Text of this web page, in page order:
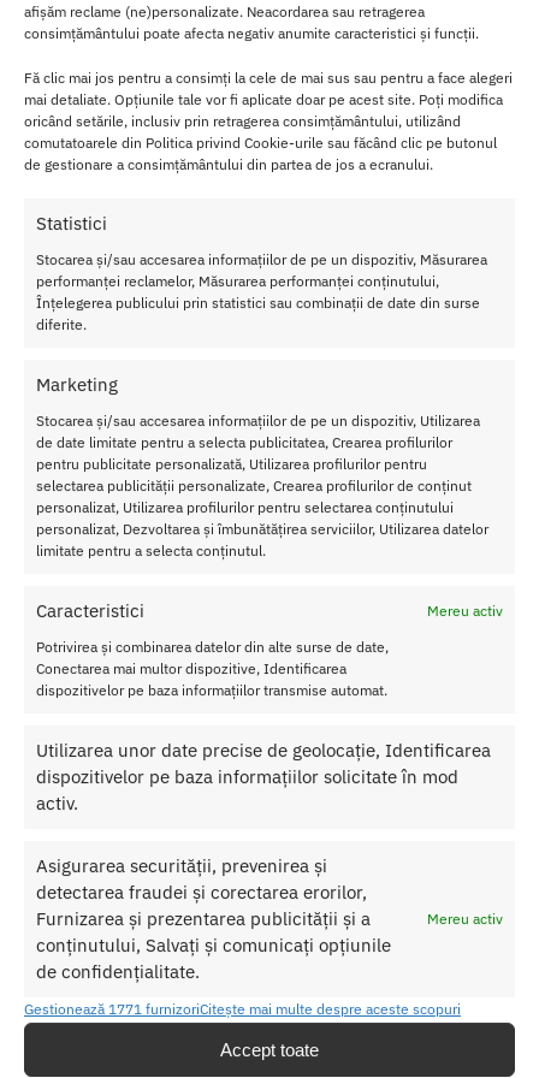
afișăm reclame (ne)personalizate. Neacordarea sau retragerea
consimțământului poate afecta negativ anumite caracteristici și funcții.
Fă clic mai jos pentru a consimți la cele de mai sus sau pentru a face alegeri
mai detaliate. Opțiunile tale vor fi aplicate doar pe acest site. Poți modifica
oricând setările, inclusiv prin retragerea consimțământului, utilizând
comutatoarele din Politica privind Cookie-urile sau făcând clic pe butonul
de gestionare a consimțământului din partea de jos a ecranului.
Statistici
Stocarea și/sau accesarea informațiilor de pe un dispozitiv, Măsurarea
performanței reclamelor, Măsurarea performanței conținutului,
Înțelegerea publicului prin statistici sau combinații de date din surse
diferite.
Marketing
Stocarea și/sau accesarea informațiilor de pe un dispozitiv, Utilizarea
de date limitate pentru a selecta publicitatea, Crearea profilurilor
pentru publicitate personalizată, Utilizarea profilurilor pentru
selectarea publicității personalizate, Crearea profilurilor de conținut
personalizat, Utilizarea profilurilor pentru selectarea conținutului
personalizat, Dezvoltarea și îmbunătățirea serviciilor, Utilizarea datelor
limitate pentru a selecta conținutul.
Caracteristici
Mereu activ
Potrivirea și combinarea datelor din alte surse de date,
Conectarea mai multor dispozitive, Identificarea
dispozitivelor pe baza informațiilor transmise automat.
Utilizarea unor date precise de geolocație, Identificarea
dispozitivelor pe baza informațiilor solicitate în mod
activ.
Asigurarea securității, prevenirea și
detectarea fraudei și corectarea erorilor,
Furnizarea și prezentarea publicității și a
conținutului, Salvați și comunicați opțiunile
de confidențialitate.
Mereu activ
Gestionează 1771 furnizoriCitește mai multe despre aceste scopuri
Accept toate
Cum sa porti String C4M Royal Blue L cu
incredere
Poarta stringul C4M Royal Blue L ca lenjerie de zi cu zi, atunci cand
iti doresti o senzatie de libertate si discretie sub orice tinuta. Se
adapteaza usor atat sub haine stramte, cat si sub articole lejere.
zile aglomerate, fara disconfort. Este alegerea potrivita daca iti
doresti un model sexy, dar si practic.
Dupa purtare, spala-l manual sau la un program delicat, la
temperaturi joase, pentru a-i mentine forma si elasticitatea.
viata a materialului.
Caracteristici String C4M Royal Blue L
Compozitie: 93% poliester si 7% elastan pentru echilibru intre
sustinere si confort
Culoare royal blue, cu aspect elegant si modern
Design minimalist, ideal pentru o senzatie de libertate
Material respirabil, previne senzatia de transpiratie
Marime L, adaptata pentru confort si sustinere optima
increzatori
Etichetă: String C4M Royal Blue L
Produse similare